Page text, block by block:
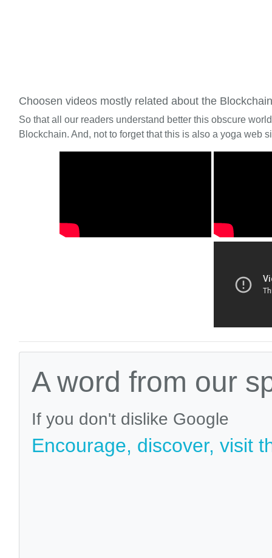
Choosen videos mostly related about the Blockchain
So that all our readers understand better this obscure
Blockchain. And, not to forget that this is also a yoga web
A word from our
If you don't dislike Google
Encourage, discover, visit